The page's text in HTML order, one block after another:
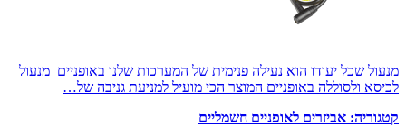
מנעול שכל יעודו הוא נעילה פנימית של המערכות שלנו באופניים מנעול
לכיסא ולסוללה באופניים המוצר הכי מועיל למניעת גניבה של…
קטגוריה: אביזרים לאופניים חשמליים